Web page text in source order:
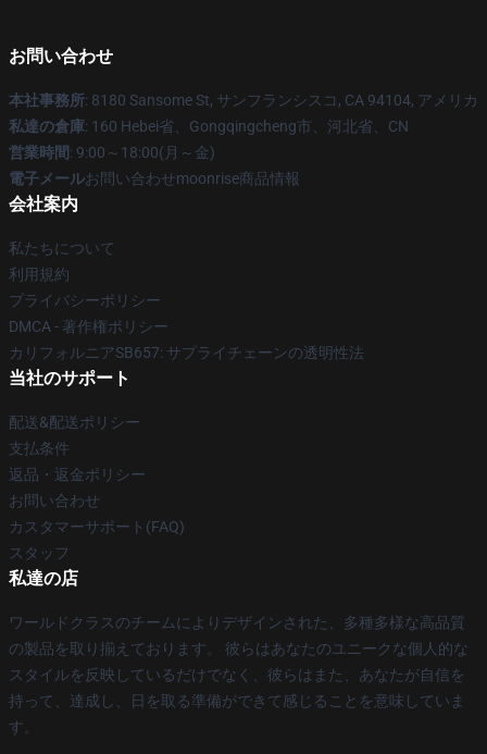
お問い合わせ
本社事務所: 8180 Sansome St, サンフランシスコ, CA 94104, アメリカ
私達の倉庫: 160 Hebei省、Gongqingcheng市、河北省、CN
営業時間: 9:00～18:00(月～金)
電子メールお問い合わせmoonrise商品情報
会社案内
私たちについて
利用規約
プライバシーポリシー
DMCA - 著作権ポリシー
カリフォルニアSB657: サプライチェーンの透明性法
当社のサポート
配送&配送ポリシー
支払条件
返品・返金ポリシー
お問い合わせ
カスタマーサポート(FAQ)
スタッフ
私達の店
ワールドクラスのチームによりデザインされた、多種多様な高品質
の製品を取り揃えております。 彼らはあなたのユニークな個人的な
スタイルを反映しているだけでなく、彼らはまた、あなたが自信を
持って、達成し、日を取る準備ができて感じることを意味していま
す。